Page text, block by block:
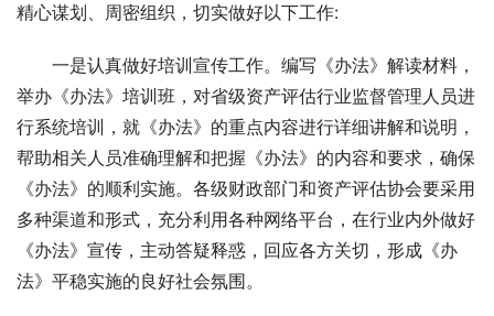
精心谋划、周密组织，切实做好以下工作:
一是认真做好培训宣传工作。编写《办法》解读材料，
举办《办法》培训班，对省级资产评估行业监督管理人员进
行系统培训，就《办法》的重点内容进行详细讲解和说明，
帮助相关人员准确理解和把握《办法》的内容和要求，确保
《办法》的顺利实施。各级财政部门和资产评估协会要采用
多种渠道和形式，充分利用各种网络平台，在行业内外做好
《办法》宣传，主动答疑释惑，回应各方关切，形成《办
法》平稳实施的良好社会氛围。